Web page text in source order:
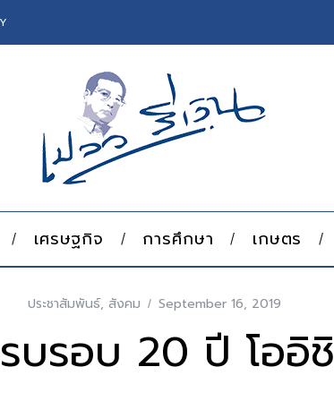
เศรษฐกิจ การศึกษา เกษตร
ประชาสัมพันธ์, สังคม September 16, 2019
บรอบ 20 ปี โออิชิ